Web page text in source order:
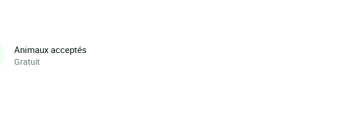
Animaux acceptés
Gratuit